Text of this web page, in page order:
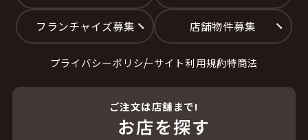
フランチャイズ募集 店舗物件募集
プライバシーポリシーサイト利用規約特商法
ご注文は店舗まで!
お店を探す